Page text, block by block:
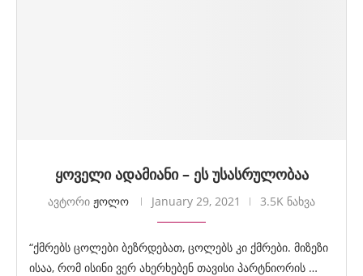
ყოველი ადამიანი – ეს უსასრულობაა
ავტორი ჟოლო January 29, 2021 3.5K ნახვა
“ქმრებს ცოლები ბეზრდებათ, ცოლებს კი ქმრები. მიზეზი
ისაა, რომ ისინი ვერ ახერხებენ თავისი პარტნიორის …